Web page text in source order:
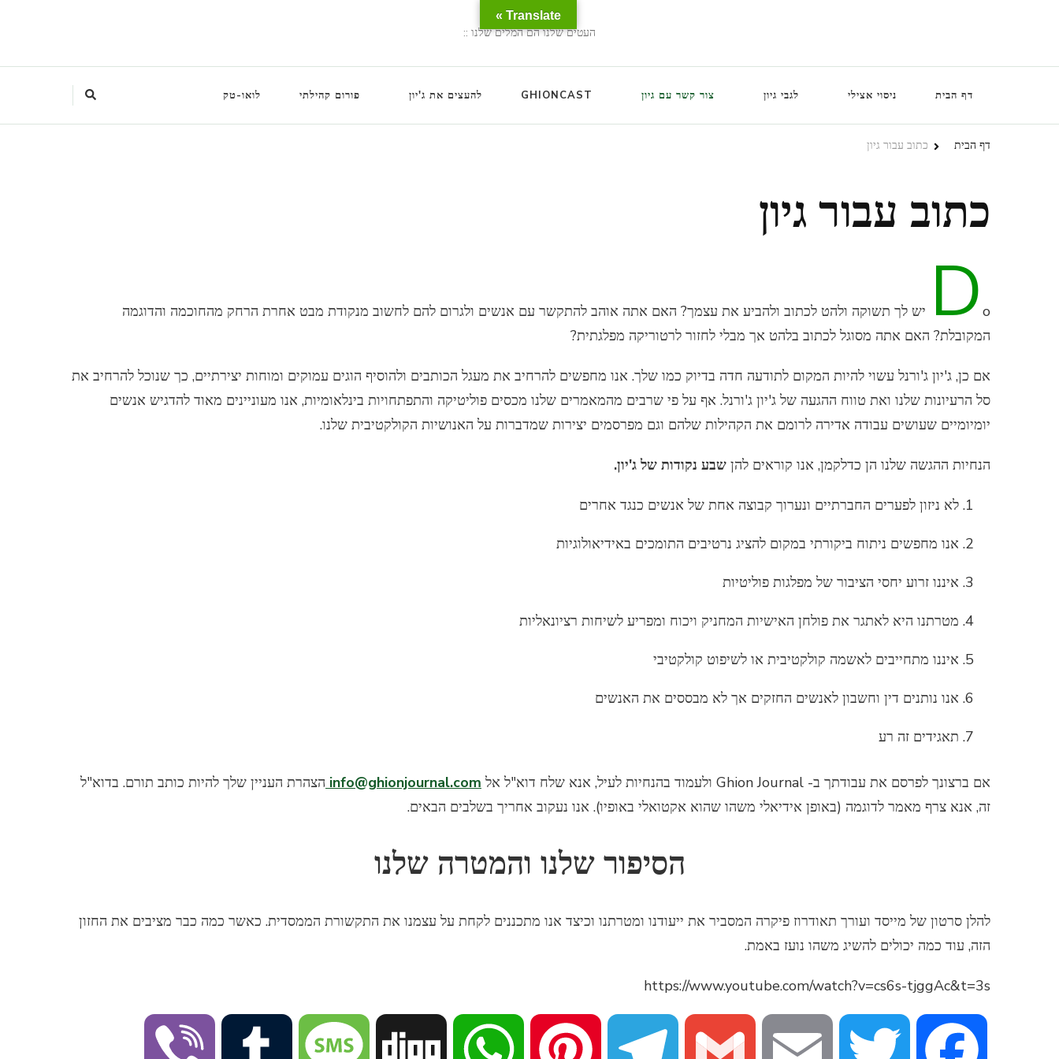
העטים שלנו הם המלים שלנו ::
דף הבית ניסוי אצילי לגבי גיון צור קשר עם גיון GHIONCAST להעצים את ג'יון פורום קהילתי לואו-טק
דף הבית כתוב עבור גיון
כתוב עבור גיון
D o יש לך תשוקה ולהט לכתוב ולהביע את עצמך? האם אתה אוהב להתקשר עם אנשים ולגרום להם לחשוב מנקודת מבט אחרת הרחק מהחוכמה והדוגמה
המקובלת? האם אתה מסוגל לכתוב בלהט אך מבלי לחזור לרטוריקה מפלגתית?
אם כן, ג'יון ג'ורנל עשוי להיות המקום לתודעה חדה בדיוק כמו שלך. אנו מחפשים להרחיב את מעגל הכותבים ולהוסיף הוגים עמוקים ומוחות יצירתיים, כך שנוכל להרחיב את
סל הרעיונות שלנו ואת טווח ההגעה של ג'יון ג'ורנל. אף על פי שרבים מהמאמרים שלנו מכסים פוליטיקה והתפתחויות בינלאומיות, אנו מעוניינים מאוד להדגיש אנשים
יומיומיים שעושים עבודה אדירה לרומם את הקהילות שלהם וגם מפרסמים יצירות שמדברות על האנושיות הקולקטיבית שלנו.
הנחיות ההגשה שלנו הן כדלקמן, אנו קוראים להן שבע נקודות של ג'יון.
לא ניזון לפערים החברתיים ונערוך קבוצה אחת של אנשים כנגד אחרים
אנו מחפשים ניתוח ביקורתי במקום להציג נרטיבים התומכים באידיאולוגיות
איננו זרוע יחסי הציבור של מפלגות פוליטיות
מטרתנו היא לאתגר את פולחן האישיות המחניק ויכוח ומפריע לשיחות רציונאליות
איננו מתחייבים לאשמה קולקטיבית או לשיפוט קולקטיבי
אנו נותנים דין וחשבון לאנשים החזקים אך לא מבססים את האנשים
תאגידים זה רע
אם ברצונך לפרסם את עבודתך ב- Ghion Journal ולעמוד בהנחיות לעיל, אנא שלח דוא"ל אל info@ghionjournal.com הצהרת העניין שלך להיות כותב תורם. בדוא"ל
זה, אנא צרף מאמר לדוגמה (באופן אידיאלי משהו שהוא אקטואלי באופיו). אנו נעקוב אחריך בשלבים הבאים.
הסיפור שלנו והמטרה שלנו
להלן סרטון של מייסד ועורך תאודרוז פיקרה המסביר את ייעודנו ומטרתנו וכיצד אנו מתכננים לקחת על עצמנו את התקשורת הממסדית. כאשר כמה כבר מציבים את החזון
הזה, עוד כמה יכולים להשיג משהו נועז באמת.
https://www.youtube.com/watch?v=cs6s-tjggAc&t=3s
Facebook
Twitter
Email
Gmail
Telegram
Pinterest
WhatsApp
Digg
Message
Tumblr
Translate »